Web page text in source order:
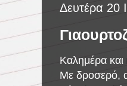
Δευτέρα 20
Καλημέρα
Με δροσερό,